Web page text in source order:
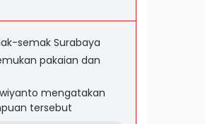
semak Surabaya
pakaian dan
mengatakan
tersebut